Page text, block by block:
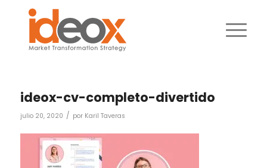
ideox-cv-completo-divertido
julio 20, 2020 / por Karil Taveras